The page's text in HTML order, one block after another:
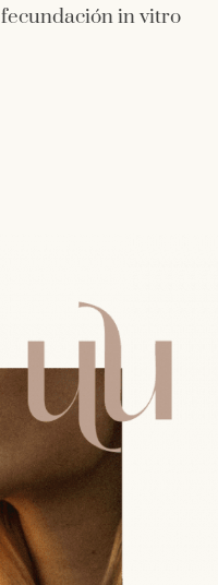
in vitro